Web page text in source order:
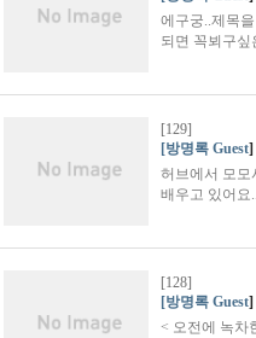
에구궁..제목
되면 꼭뵈구
[129]
[방명록 Guest]
허브에서 모모
배우고 있어
[128]
[방명록 Guest]
< 오전에 녹차